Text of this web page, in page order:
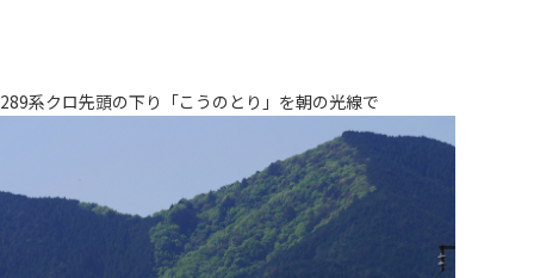
289系クロ先頭の下り「こうのとり」を朝の光線で